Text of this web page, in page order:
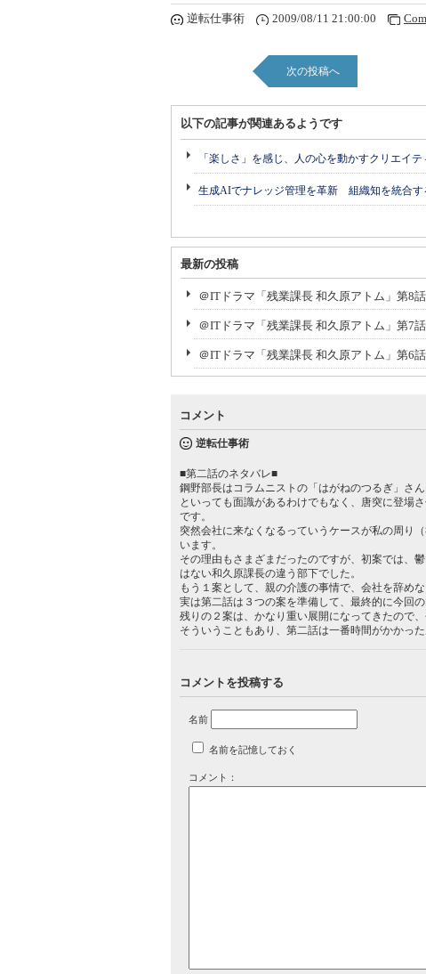
逆転仕事術 2009/08/11 21:00:00
次の投稿へ
以下の記事が関連あるようです
「楽しさ」を感じ、人の心を動かすクリエイ
生成AIでナレッジ管理を革新 組織知を統合す
最新の投稿
＠ITドラマ「残業課長 和久原アトム」第8
＠ITドラマ「残業課長 和久原アトム」第7
＠ITドラマ「残業課長 和久原アトム」第6
コメント
逆転仕事術
■第二話のネタバレ■
鋼野部長はコラムニストの「はがねのつるぎ」さ
といっても面識があるわけでもなく、唐突に登場
です。
突然会社に来なくなるっていうケースが私の周り
います。
その理由もさまざまだったのですが、初案では、
はない和久原課長の違う部下でした。
もう１案として、親の介護の事情で、会社を辞め
実は第二話は３つの案を準備して、最終的に今回の
残りの２案は、かなり重い展開になってきたので、
そういうこともあり、第二話は一番時間がかかった
コメントを投稿する
名前
名前を記憶しておく
コメント：